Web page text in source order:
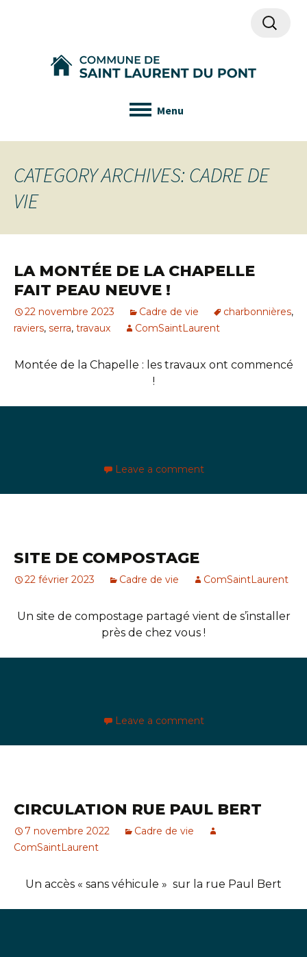
Menu
CATEGORY ARCHIVES: CADRE DE
VIE
LA MONTÉE DE LA CHAPELLE
FAIT PEAU NEUVE !
22 novembre 2023 Cadre de vie charbonnières,
raviers, serra, travaux ComSaintLaurent
Montée de la Chapelle : les travaux ont commencé
!
Leave a comment
SITE DE COMPOSTAGE
22 février 2023 Cadre de vie ComSaintLaurent
Un site de compostage partagé vient de s’installer
près de chez vous !
Leave a comment
CIRCULATION RUE PAUL BERT
7 novembre 2022
Cadre de vie
ComSaintLaurent
Un accès « sans véhicule » sur la rue Paul Bert